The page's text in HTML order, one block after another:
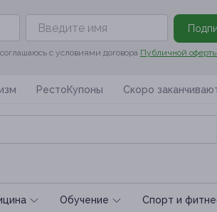
с условиями договора Публичной оферты
РестоКупоны Скоро
Обучение Спoрт и